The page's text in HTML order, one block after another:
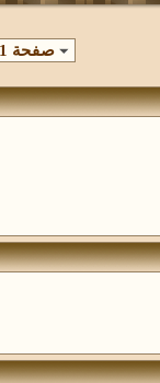
صفحة 1 من 21